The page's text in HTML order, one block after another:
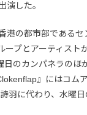
演した。
港の都市部である
ープとアーティスト
日のカンパネラのほ
』にはコム
羽に代わり、水曜